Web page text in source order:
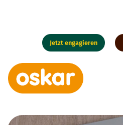
Jetzt engagieren
Hauptnavigation